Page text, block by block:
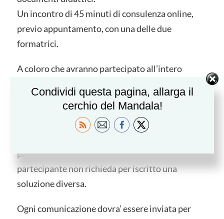
Un incontro di 45 minuti di consulenza online,
previo appuntamento, con una delle due
formatrici.
A coloro che avranno partecipato all’intero
attestato di frequenza.
Nell’eventualità che un evento sia cancellato le
partecipazione ad eventi successivi, a meno che il
partecipante non richieda per iscritto una
soluzione diversa.
Ogni comunicazione dovra’ essere inviata per
Condividi questa pagina, allarga il
cerchio del Mandala!